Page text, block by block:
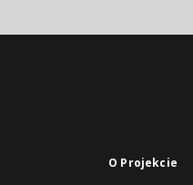
O Projekcie